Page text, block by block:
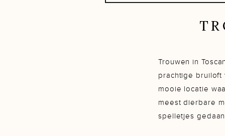
Trouwen in
prachtige bruiloft
mooie locatie
meest dierbare
spelletjes